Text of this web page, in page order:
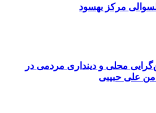
مرکز بهسود
محلی و دینداری مردمی در
علی حبیبی